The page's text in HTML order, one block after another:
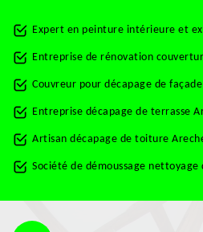
Expert en peinture intérieure et
Entreprise de rénovation
Couvreur pour décapage de
Entreprise décapage de terrasse
Artisan décapage de toiture
Société de démoussage